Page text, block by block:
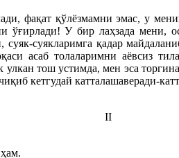
фақат қўлёзмамни эмас, у
У бир лаҳзада мени,
суякларимга қадар
асаб толаларимни аёвсиз
тош устимда, мен эса
кетгудай катталашаверади-
II